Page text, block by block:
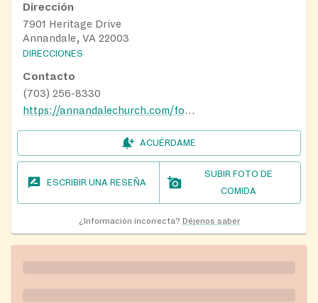
Dirección
7901 Heritage Drive
Annandale, VA 22003
DIRECCIONES
Contacto
(703) 256-8330
https://annandalechurch.com/foodministry
ACUÉRDAME
ESCRIBIR UNA RESEÑA
SUBIR FOTO DE
COMIDA
¿Información incorrecta? Déjenos saber